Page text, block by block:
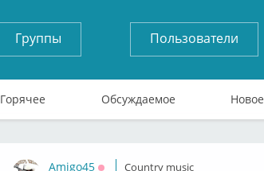
Группы Пользователи
Горячее Обсуждаемое Новое
Amigo45
Country music